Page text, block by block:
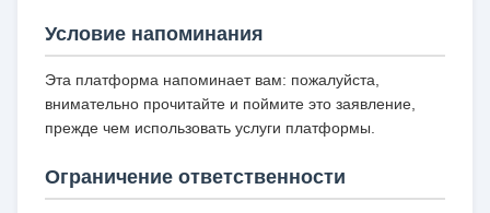
Условие напоминания
Эта платформа напоминает вам: пожалуйста,
внимательно прочитайте и поймите это заявление,
прежде чем использовать услуги платформы.
Ограничение ответственности